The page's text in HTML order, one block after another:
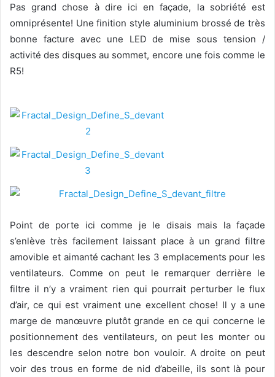
Pas grand chose à dire ici en façade, la sobriété est
omniprésente! Une finition style aluminium brossé de très
bonne facture avec une LED de mise sous tension /
activité des disques au sommet, encore une fois comme le
R5!
Point de porte ici comme je le disais mais la façade
s’enlève très facilement laissant place à un grand filtre
amovible et aimanté cachant les 3 emplacements pour les
ventilateurs. Comme on peut le remarquer derrière le
filtre il n’y a vraiment rien qui pourrait perturber le flux
d’air, ce qui est vraiment une excellent chose! Il y a une
marge de manœuvre plutôt grande en ce qui concerne le
positionnement des ventilateurs, on peut les monter ou
les descendre selon notre bon vouloir. A droite on peut
voir des trous en forme de nid d’abeille, ils sont là pour